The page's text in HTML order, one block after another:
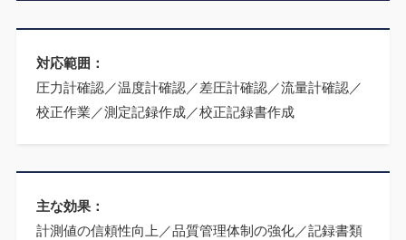
対応範囲：
圧力計確認／温度計確認／差圧計確認／流量計確認／
校正作業／測定記録作成／校正記録書作成
主な効果：
計測値の信頼性向上／品質管理体制の強化／記録書類